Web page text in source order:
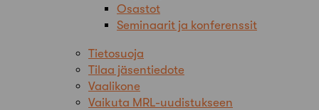
Osastot
Seminaarit ja konferenssit
Tietosuoja
Tilaa jäsentiedote
Vaalikone
Vaikuta MRL-uudistukseen